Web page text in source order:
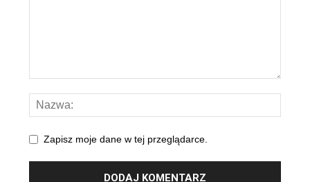
Zapisz moje dane w tej przeglądarce.